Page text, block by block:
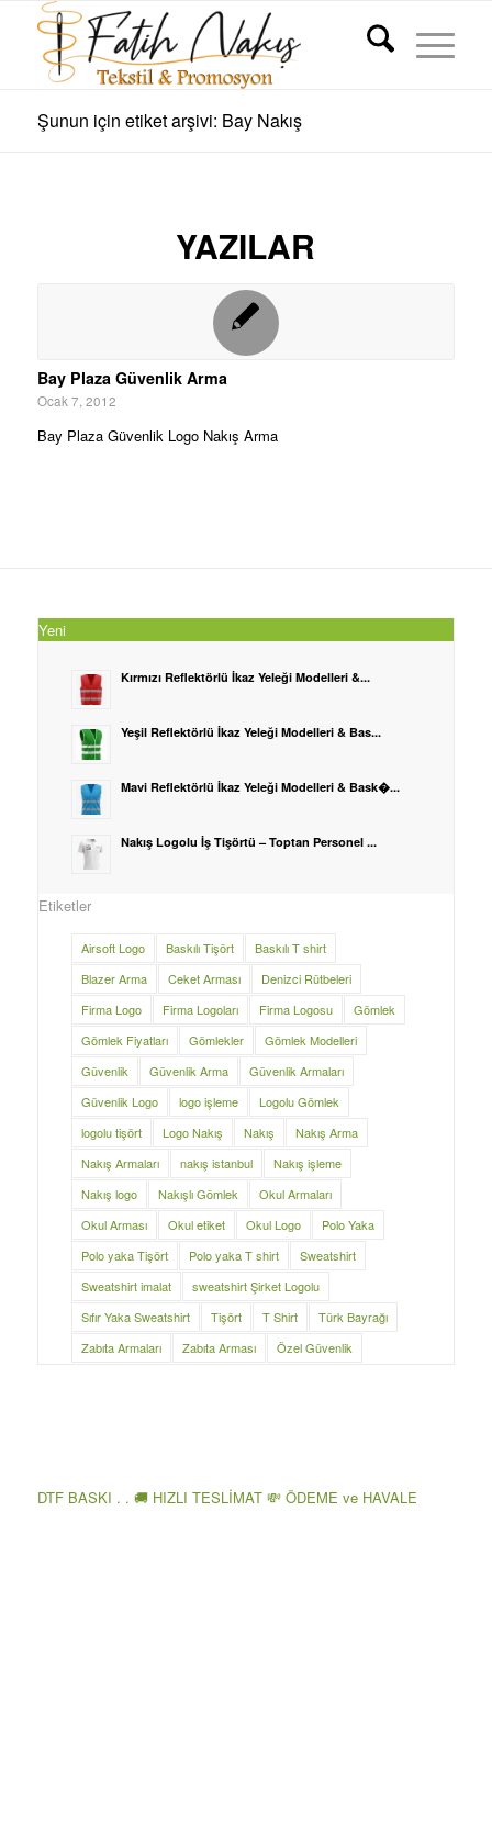
Şunun için etiket arşivi: Bay Nakış
YAZILAR
Bay Plaza Güvenlik Arma
Ocak 7, 2012
Bay Plaza Güvenlik Logo Nakış Arma
Yeni
Kırmızı Reflektörlü İkaz Yeleği Modelleri &...
Yeşil Reflektörlü İkaz Yeleği Modelleri & Bas...
Mavi Reflektörlü İkaz Yeleği Modelleri & Bask�...
Nakış Logolu İş Tişörtü – Toptan Personel ...
Etiketler
Airsoft Logo Baskılı Tişört
Baskılı T shirt
Blazer Arma
Ceket Arması
Denizci Rütbeleri
Firma Logo
Firma Logoları Firma Logosu
Gömlek
Gömlek Fiyatları
Gömlekler
Gömlek Modelleri
Güvenlik
Güvenlik Arma
Güvenlik Armaları
Güvenlik Logo
logo işleme
Logolu Gömlek
logolu tişört
Logo Nakış Nakış
Nakış Arma
Nakış Armaları
nakış istanbul
Nakış işleme
Nakış logo
Nakışlı Gömlek
Okul Armaları
Okul Arması
Okul etiket Okul Logo
Polo Yaka
Polo yaka Tişört
Polo yaka T shirt
Sweatshirt
Sweatshirt imalat
sweatshirt Şirket Logolu
Sıfır Yaka Sweatshirt
Tişört T Shirt
Türk Bayrağı
Zabıta Armaları
Zabıta Arması Özel Güvenlik
DTF BASKI . . 🚚 HIZLI TESLİMAT 💸 ÖDEME ve HAVALE